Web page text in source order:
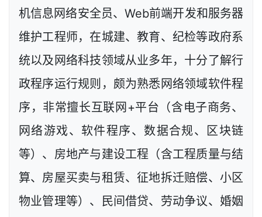
机信息网络安全员、Web前端开发和服务器
维护工程师，在城建、教育、纪检等政府系
统以及网络科技领域从业多年，十分了解行
政程序运行规则，颇为熟悉网络领域软件程
序，非常擅长互联网+平台（含电子商务、
网络游戏、软件程序、数据合规、区块链
等）、房地产与建设工程（含工程质量与结
算、房屋买卖与租赁、征地拆迁赔偿、小区
物业管理等）、民间借贷、劳动争议、婚姻